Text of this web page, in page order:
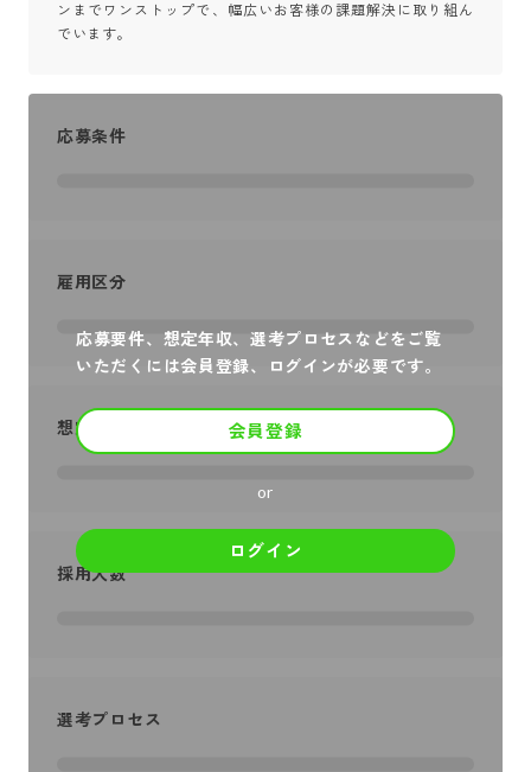
ンまでワンストップで、幅広いお客様の課題解決に取り組ん
でいます。
応募要件、想定年収、選考プロセスなどをご覧
いただくには会員登録、ログインが必要です。
会員登録
or
ログイン
応募条件
雇用区分
想定年収
採用人数
選考プロセス